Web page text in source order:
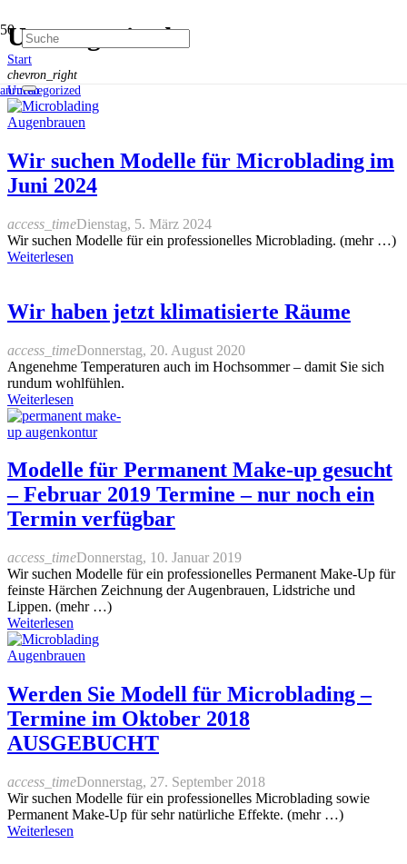
anrufen
Uncategorized
Start
chevron_right
Uncategorized
Wir suchen Modelle für Microblading im
Juni 2024
access_timeDienstag, 5. März 2024
Wir suchen Modelle für ein professionelles Microblading. (mehr …)
Weiterlesen
Wir haben jetzt klimatisierte Räume
access_timeDonnerstag, 20. August 2020
Angenehme Temperaturen auch im Hochsommer – damit Sie sich
rundum wohlfühlen.
Weiterlesen
Modelle für Permanent Make-up gesucht
– Februar 2019 Termine – nur noch ein
Termin verfügbar
access_timeDonnerstag, 10. Januar 2019
Wir suchen Modelle für ein professionelles Permanent Make-Up für
feinste Härchen Zeichnung der Augenbrauen, Lidstriche und
Lippen. (mehr …)
Weiterlesen
Werden Sie Modell für Microblading –
Termine im Oktober 2018
AUSGEBUCHT
access_timeDonnerstag, 27. September 2018
Wir suchen Modelle für ein professionelles Microblading sowie
Permanent Make-Up für sehr natürliche Effekte. (mehr …)
Weiterlesen